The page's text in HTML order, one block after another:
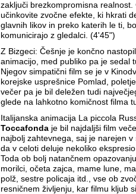
zaključi brezkompromisna
učinkovite zvočne efekte, ki hkrati
glavnih likov in preko katerih le ti,
komunicirajo z gledalci. (4'45")
Z Bizgeci: Češnje je končno
animacijo, med publiko pa je sedal
Njegov simpatični film se je v
korejske usprešnice Pomlad,
večer pa je bil deležen tudi
glede na lahkotno komičnost filma
Italijanska animacija La piccola
Toccafonda je bil najdaljši film
najbolj zahtevnega, saj je narejen
da v celoti deluje nekoliko
Toda ob bolj natančnem
morilci, očeta zajca, mame lune,
polž, sestre policaja itd., vse ob
resničnem življenju, kar filmu kljub